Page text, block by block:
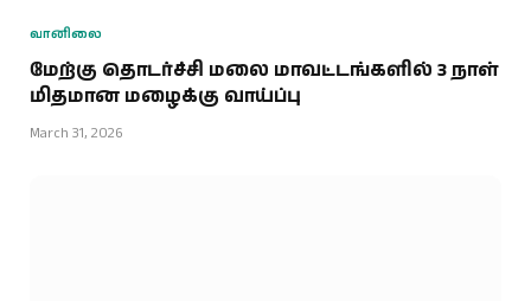
வானிலை
மேற்கு தொடர்ச்சி மலை மாவட்டங்களில் 3 நாள்
மிதமான மழைக்கு வாய்ப்பு
March 31, 2026